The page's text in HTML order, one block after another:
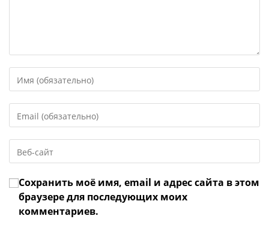
свое
или
имя
чтобы
прокомментировать
свой
адрес,
чтобы
URL
веб-
сайта
(необязательно)
Сохранить моё имя, email и адрес сайта в этом
браузере для последующих моих
комментариев.